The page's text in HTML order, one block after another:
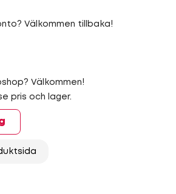
Välkommen tillbaka!
Välkommen!
pris och lager.